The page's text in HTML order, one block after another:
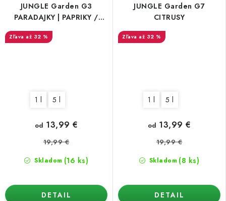
JUNGLE Garden G3
PARADAJKY | PAPRIKY /
až 32 %
1 l 5 l
Skladom (16 ks)
od 13,99 €
19,99 €
DETAIL
JUNGLE Garden G7
CITRUSY
až 32 %
1 l 5 l
Skladom (8 ks)
od 13,99 €
19,99 €
DETAIL